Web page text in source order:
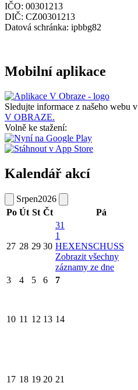
IČO: 00301213
DIČ: CZ00301213
Datová schránka: ipbbg82
Mobilní aplikace
Sledujte informace z našeho webu v
V OBRAZE.
Volně ke stažení:
Kalendář akcí
Srpen2026
Po Út St Čt Pá
27 28 29 30
31
1
HEXENSCHUSS
Zobrazit všechny
záznamy ze dne
3 4 5 6 7
10 11 12 13 14
17 18 19 20 21